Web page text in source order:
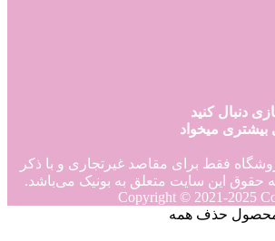
دنبال کنید
بیشتری میخواد
فقط برای مقاصد غیرتجاری و با ذکر
حقوق این سایت متعلق به بونیک می‌باشد.
Copyright © 2021-2025
حذف همه